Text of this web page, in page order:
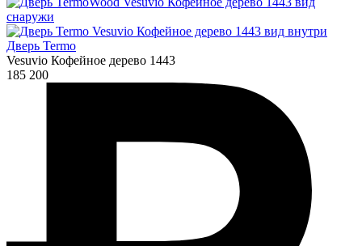
Дверь Termo
Vesuvio Кофейное дерево 1443
185 200